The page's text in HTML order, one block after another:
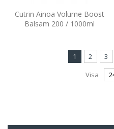
Cutrin Ainoa Volume Boost
Balsam 200 / 1000ml
Page
You're
1 Page
2 3
Visa